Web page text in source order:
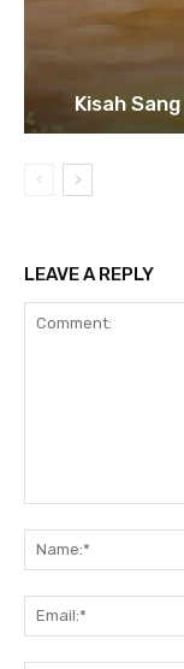
Kisah
LEAVE A REPLY